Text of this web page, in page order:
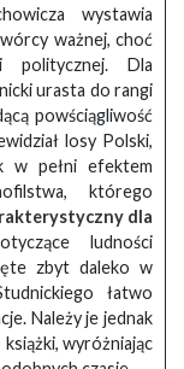
wystawia
ważnej, choć
politycznej. Dla
urasta do rangi
powściągliwość
losy Polski,
w pełni efektem
którego
dla
ludności
zbyt daleko w
łatwo
Należy je jednak
wyróżniając